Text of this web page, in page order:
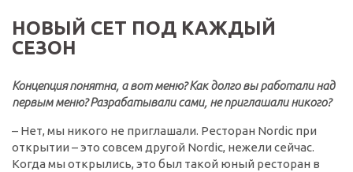
НОВЫЙ СЕТ ПОД КАЖДЫЙ
СЕЗОН
Концепция понятна, а вот меню? Как долго вы работали над
первым меню? Разрабатывали сами, не приглашали никого?
– Нет, мы никого не приглашали. Ресторан Nordic при
открытии – это совсем другой Nordic, нежели сейчас.
Когда мы открылись, это был такой юный ресторан в